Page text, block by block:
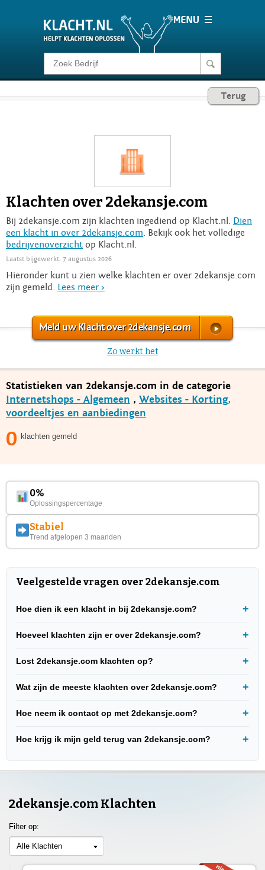
Klacht melden
Login
Terug
Klachten over 2dekansje.com
Bij 2dekansje.com zijn klachten ingediend op Klacht.nl. Dien
een klacht in over 2dekansje.com . Bekijk ook het volledige
bedrijvenoverzicht op Klacht.nl.
Laatst bijgewerkt: 7 augustus 2026
Hieronder kunt u zien welke klachten er over 2dekansje.com
zijn gemeld. Lees meer >
Meld uw Klacht over 2dekansje.com
Zo werkt het
Statistieken van 2dekansje.com in de categorie
Internetshops - Algemeen , Websites - Korting,
voordeeltjes en aanbiedingen
0 klachten gemeld
0%
Oplossingspercentage
Stabiel
Trend afgelopen 3 maanden
Veelgestelde vragen over 2dekansje.com
Hoe dien ik een klacht in bij 2dekansje.com?
Hoeveel klachten zijn er over 2dekansje.com?
Lost 2dekansje.com klachten op?
Wat zijn de meeste klachten over 2dekansje.com?
Hoe neem ik contact op met 2dekansje.com?
Hoe krijg ik mijn geld terug van 2dekansje.com?
2dekansje.com Klachten
Filter op:
Alle Klachten